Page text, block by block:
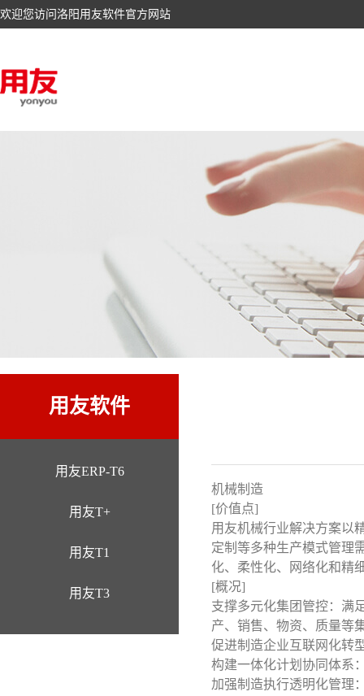
欢迎您访问洛阳用友软件官方网站
用友软件
用友ERP-T6
用友T+
用友T1
用友T3
机械制造
[价值点]
用友机械行业解决方案以
定制等多种生产模式管理
化、柔性化、网络化和精
[概况]
支撑多元化集团管控：满
产、销售、物资、质量等
促进制造企业互联网化转
构建一体化计划协同体系
加强制造执行透明化管理